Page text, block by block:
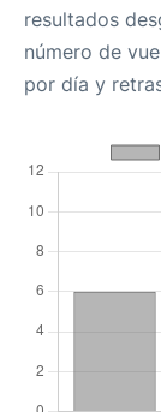
resultados
número de
por día y